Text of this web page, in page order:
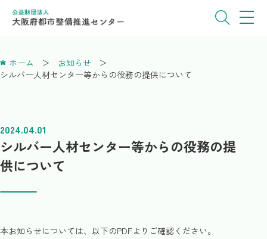
ホーム
お知らせ
シルバー人材センター等からの役務の提供について
2024.04.01
シルバー人材センター等からの役務の提
供について
本お知らせについては、以下のPDFよりご確認ください。